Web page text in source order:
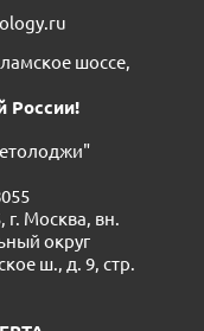
шоссе,
России!
г. Москва, вн.
округ
ш., д. 9, стр.